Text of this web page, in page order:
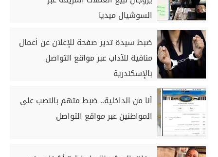
السوشيال ميديا
ضبط سيدة تدير صفحة للإعلان عن أعمال
منافية للآداب عبر مواقع التواصل
بالإسكندرية
أنا من الداخلية.. ضبط متهم بالنصب على
المواطنين عبر مواقع التواصل